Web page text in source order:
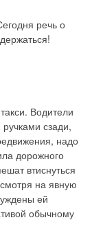
речь о
Водители
сзади,
надо
дорожного
втиснуться
на явную
ей
обычному